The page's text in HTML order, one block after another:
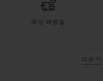
예상 배송일
더보기